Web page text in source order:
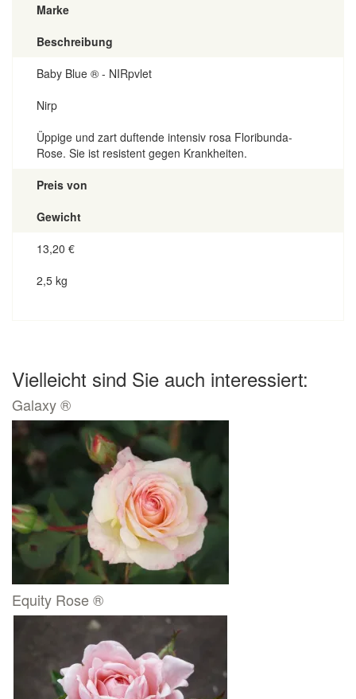
Marke
Beschreibung
Baby Blue ® - NIRpvlet
Nirp
Üppige und zart duftende intensiv rosa Floribunda-
Rose. Sie ist resistent gegen Krankheiten.
Preis von
Gewicht
13,20 €
2,5 kg
Vielleicht sind Sie auch interessiert:
Galaxy ®
Equity Rose ®